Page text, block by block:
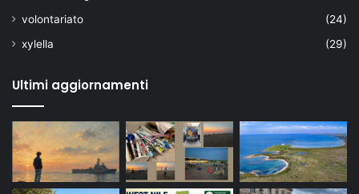
volontariato
(24)
xylella
(29)
Ultimi aggiornamenti